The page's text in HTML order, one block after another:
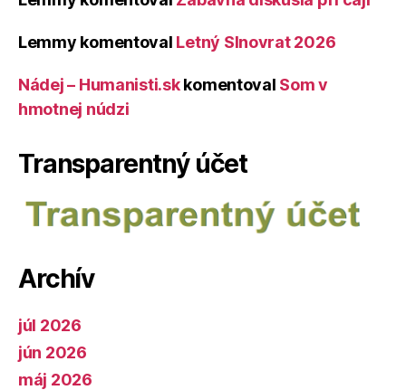
Lemmy komentoval Letný Slnovrat 2026
Nádej – Humanisti.skkomentoval Som v
hmotnej núdzi
Transparentný účet
Archív
júl 2026
jún 2026
máj 2026